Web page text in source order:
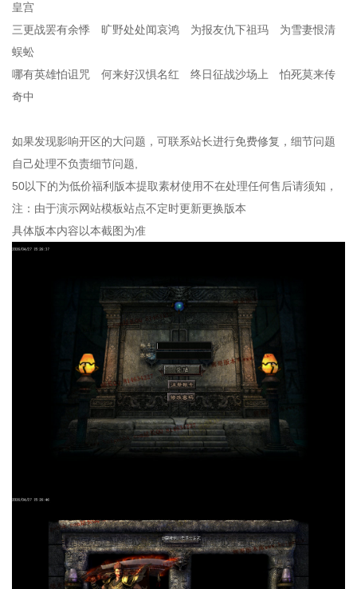
皇宫
三更战罢有余悸 旷野处处闻哀鸿 为报友仇下祖玛 为雪妻恨清
蜈蚣
哪有英雄怕诅咒 何来好汉惧名红 终日征战沙场上 怕死莫来传
奇中
如果发现影响开区的大问题，可联系站长进行免费修复，细节问题
自己处理不负责细节问题,
50以下的为低价福利版本提取素材使用不在处理任何售后请须知，
注：由于演示网站模板站点不定时更新更换版本
具体版本内容以本截图为准